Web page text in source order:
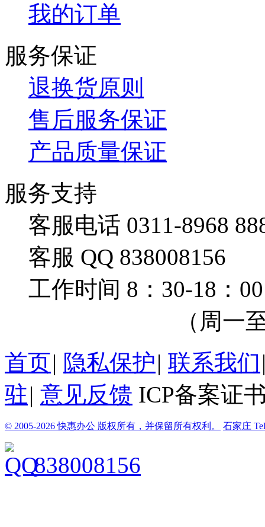
我的订单
服务保证
退换货原则
售后服务保证
产品质量保证
服务支持
客服电话 0311-8968
客服 QQ 838008156
工作时间 8：30-18：00
（周一至周
首页| 隐私保护| 联系我们
驻| 意见反馈 ICP备案证
© 2005-2026 快惠办公 版权所有，并保留所有权利。 石家庄
838008156